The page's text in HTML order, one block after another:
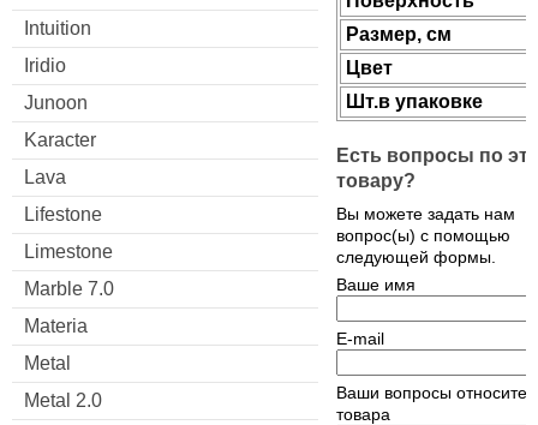
Intuition
Iridio
Junoon
Karacter
Lava
Lifestone
Limestone
Marble 7.0
Materia
Metal
Metal 2.0
Размер, см
Цвет
Шт.в упаковке
Есть вопросы по
товару?
Вы можете задать нам
вопрос(ы) с помощью
следующей формы.
Ваше имя
E-mail
Ваши вопросы
товара